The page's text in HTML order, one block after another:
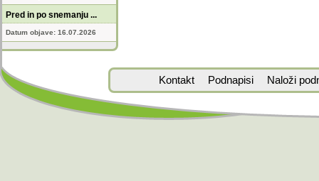
Pred in po snemanju ...
Datum objave: 16.07.2026
Kontakt Podnapisi Naloži